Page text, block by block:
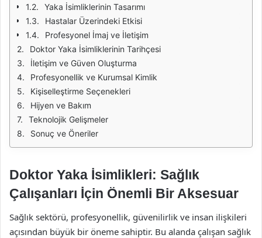
Yaka İsimliklerinin Tasarımı
Hastalar Üzerindeki Etkisi
Profesyonel İmaj ve İletişim
Doktor Yaka İsimliklerinin Tarihçesi
İletişim ve Güven Oluşturma
Profesyonellik ve Kurumsal Kimlik
Kişiselleştirme Seçenekleri
Hijyen ve Bakım
Teknolojik Gelişmeler
Sonuç ve Öneriler
Doktor Yaka İsimlikleri: Sağlık
Çalışanları İçin Önemli Bir Aksesuar
Sağlık sektörü, profesyonellik, güvenilirlik ve insan ilişkileri
açısından büyük bir öneme sahiptir. Bu alanda çalışan sağlık